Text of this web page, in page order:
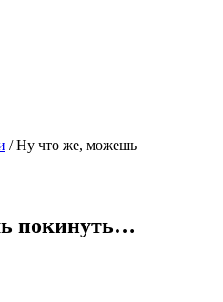
/Ну что же, можешь
покинуть…